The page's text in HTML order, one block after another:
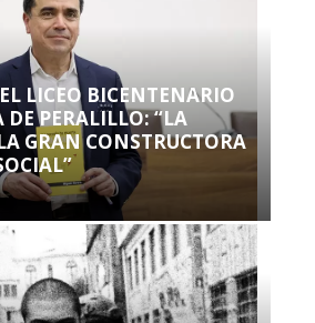
LICEO BICENTENARIO
DE PERALILLO: “LA
GRAN CONSTRUCTORA